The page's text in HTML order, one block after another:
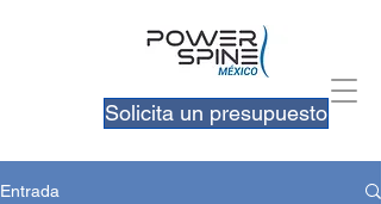
Solicita un presupuesto
Entrada